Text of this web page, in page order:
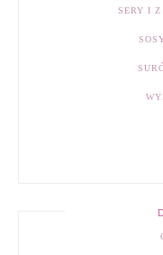
SERY I Z